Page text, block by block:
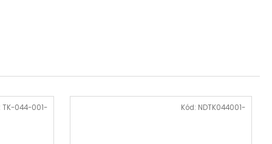
TK-044-001- Kód: NDTK044001-